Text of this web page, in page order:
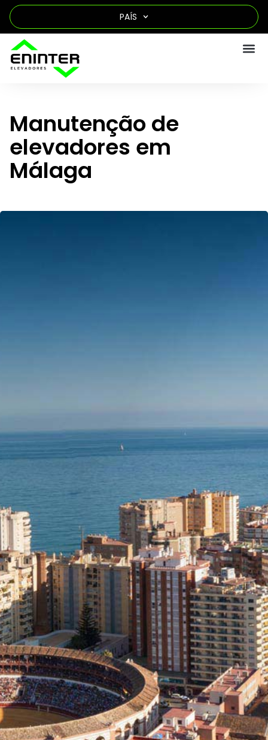
PAÍS
Manutenção de
elevadores em
Málaga